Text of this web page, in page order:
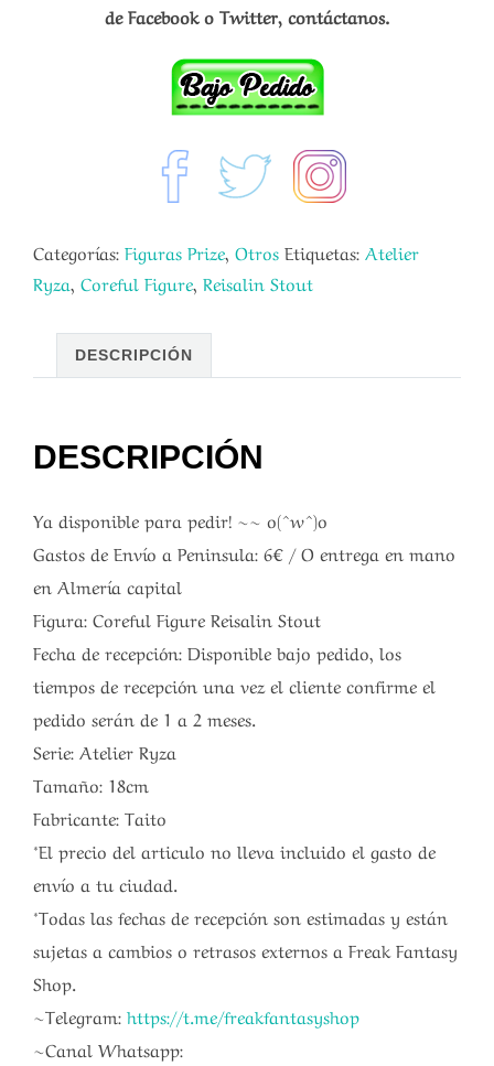
de Facebook o Twitter, contáctanos.
Categorías: Figuras Prize, Otros Etiquetas: Atelier
Ryza, Coreful Figure, Reisalin Stout
DESCRIPCIÓN
DESCRIPCIÓN
Ya disponible para pedir! ~~ o(^w^)o
Gastos de Envío a Peninsula: 6€ / O entrega en mano
en Almería capital
Figura: Coreful Figure Reisalin Stout
Fecha de recepción: Disponible bajo pedido, los
tiempos de recepción una vez el cliente confirme el
pedido serán de 1 a 2 meses.
Serie: Atelier Ryza
Tamaño: 18cm
Fabricante: Taito
*El precio del articulo no lleva incluido el gasto de
envío a tu ciudad.
*Todas las fechas de recepción son estimadas y están
sujetas a cambios o retrasos externos a Freak Fantasy
Shop.
~Telegram: https://t.me/freakfantasyshop
~Canal Whatsapp: